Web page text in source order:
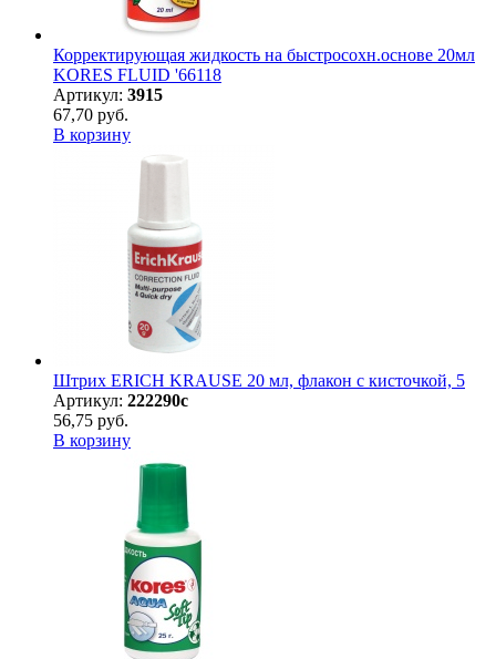
Корректирующая жидкость на быстросохн.основе 20мл
KORES FLUID '66118
Артикул: 3915
67,70 руб.
В корзину
Штрих ERICH KRAUSE 20 мл, флакон с кисточкой, 5
Артикул: 222290с
56,75 руб.
В корзину